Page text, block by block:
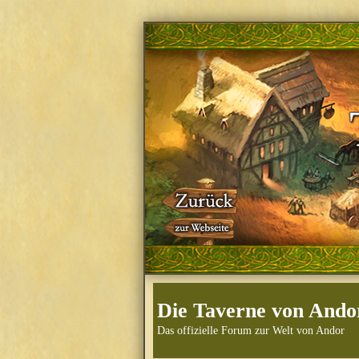
Die Taverne von
Das offizielle Forum zur Welt von Andor